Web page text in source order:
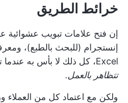
خرائط الطريق
إن فتح علامات تبويب عشوائية
إنستجرام (للبحث بالطبع)،
Excel، كل ذلك لا بأس به عندما تتظاهر بأنك
تتظاهر بالعمل.
ولكن مع اعتماد كل من العملاء